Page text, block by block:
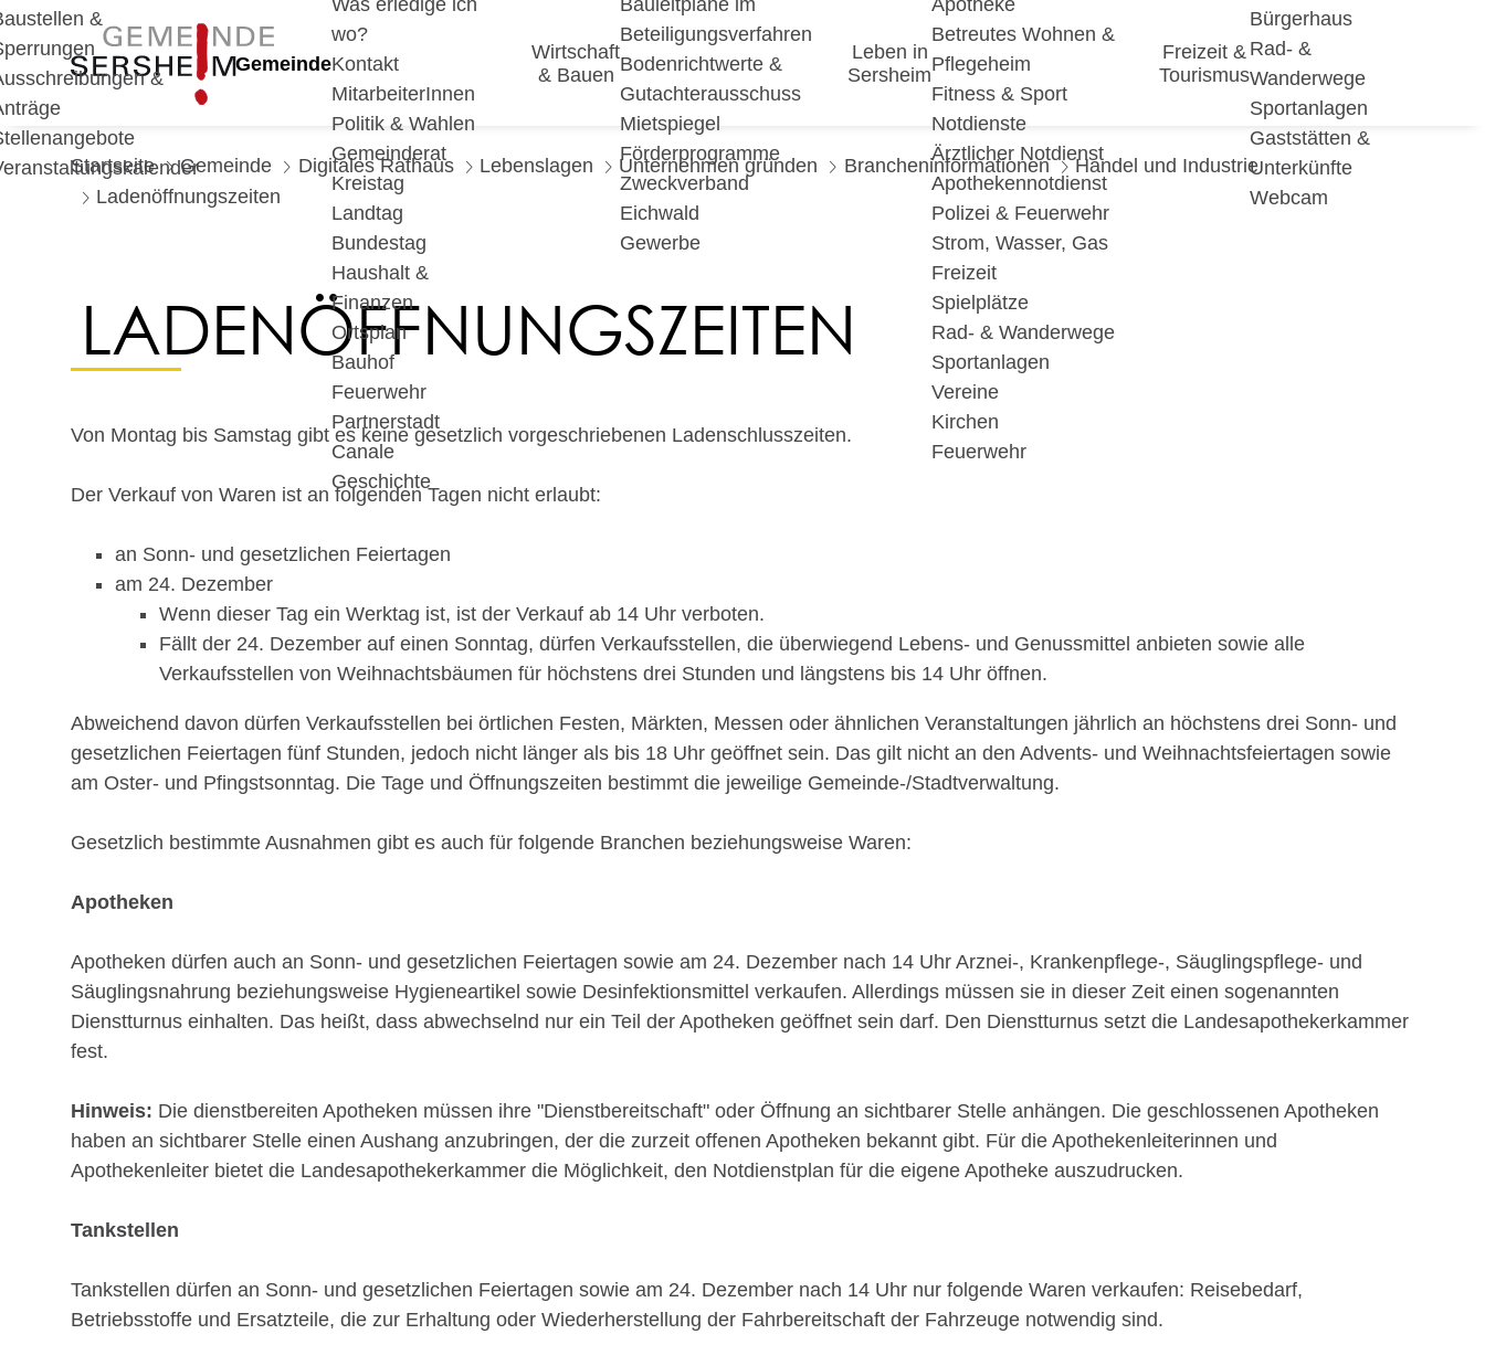
&
&
Gemeinde
wo?
Kontakt
MitarbeiterInnen
Politik & Wahlen
Gemeinderat
Kreistag
Landtag
Bundestag
Haushalt &
Finanzen
Ortsplan
Bauhof
Feuerwehr
Partnerstadt
Canale
Geschichte
Wirtschaft
& Bauen
Beteiligungsverfahren
Bodenrichtwerte &
Gutachterausschuss
Mietspiegel
Förderprogramme
Zweckverband
Eichwald
Gewerbe
Leben in
Sersheim
Betreutes Wohnen &
Pflegeheim
Fitness & Sport
Notdienste
Ärztlicher Notdienst
Apothekennotdienst
Polizei & Feuerwehr
Strom, Wasser, Gas
Freizeit
Spielplätze
Rad- & Wanderwege
Sportanlagen
Vereine
Kirchen
Feuerwehr
Freizeit &
Tourismus
Bürgerhaus
Rad- &
Wanderwege
Sportanlagen
Gaststätten &
Unterkünfte
Webcam
Startseite Gemeinde Digitales Rathaus Lebenslagen Unternehmen gründen Brancheninformationen
Handel und Industrie
Ladenöffnungszeiten
LADENÖFFNUNGSZEITEN
Von Montag bis Samstag gibt es keine gesetzlich vorgeschriebenen Ladenschlusszeiten.
Der Verkauf von Waren ist an folgenden Tagen nicht erlaubt:
an Sonn- und gesetzlichen Feiertagen
am 24. Dezember
Wenn dieser Tag ein Werktag ist, ist der Verkauf ab 14 Uhr verboten.
Fällt der 24. Dezember auf einen Sonntag, dürfen Verkaufsstellen, die überwiegend Lebens- und Genussmittel anbieten sowie alle
Verkaufsstellen von Weihnachtsbäumen für höchstens drei Stunden und längstens bis 14 Uhr öffnen.
Abweichend davon dürfen Verkaufsstellen bei örtlichen Festen, Märkten, Messen oder ähnlichen Veranstaltungen jährlich an höchstens drei Sonn- und
gesetzlichen Feiertagen fünf Stunden, jedoch nicht länger als bis 18 Uhr geöffnet sein. Das gilt nicht an den Advents- und Weihnachtsfeiertagen sowie
am Oster- und Pfingstsonntag. Die Tage und Öffnungszeiten bestimmt die jeweilige Gemeinde-/Stadtverwaltung.
Gesetzlich bestimmte Ausnahmen gibt es auch für folgende Branchen beziehungsweise Waren:
Apotheken
Apotheken dürfen auch an Sonn- und gesetzlichen Feiertagen sowie am 24. Dezember nach 14 Uhr Arznei-, Krankenpflege-, Säuglingspflege- und
Säuglingsnahrung beziehungsweise Hygieneartikel sowie Desinfektionsmittel verkaufen. Allerdings müssen sie in dieser Zeit einen sogenannten
Dienstturnus einhalten. Das heißt, dass abwechselnd nur ein Teil der Apotheken geöffnet sein darf. Den Dienstturnus setzt die Landesapothekerkammer
fest.
Hinweis: Die dienstbereiten Apotheken müssen ihre "Dienstbereitschaft" oder Öffnung an sichtbarer Stelle anhängen. Die geschlossenen Apotheken
haben an sichtbarer Stelle einen Aushang anzubringen, der die zurzeit offenen Apotheken bekannt gibt. Für die Apothekenleiterinnen und
Apothekenleiter bietet die Landesapothekerkammer die Möglichkeit, den Notdienstplan für die eigene Apotheke auszudrucken.
Tankstellen
Tankstellen dürfen an Sonn- und gesetzlichen Feiertagen sowie am 24. Dezember nach 14 Uhr nur folgende Waren verkaufen: Reisebedarf,
Betriebsstoffe und Ersatzteile, die zur Erhaltung oder Wiederherstellung der Fahrbereitschaft der Fahrzeuge notwendig sind.